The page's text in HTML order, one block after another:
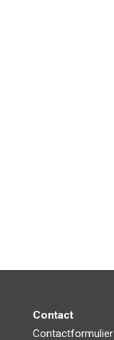
Contact
Contactformulier